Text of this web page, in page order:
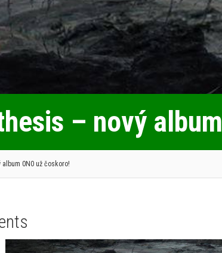
– nový
album 0N0 už čoskoro!